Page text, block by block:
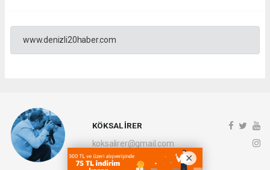
www.denizli20haber.com
KÖKSAL İRER
koksalirer@gmail.com